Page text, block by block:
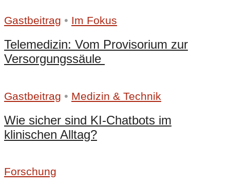
Gastbeitrag • Im Fokus
Telemedizin: Vom Provisorium zur
Versorgungssäule
Gastbeitrag • Medizin & Technik
Wie sicher sind KI-Chatbots im
klinischen Alltag?
Forschung